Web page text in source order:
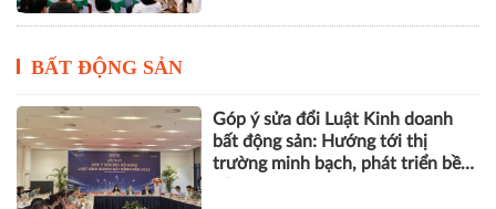
BẤT ĐỘNG SẢN
Góp ý sửa đổi Luật Kinh doanh
bất động sản: Hướng tới thị
trường minh bạch, phát triển bền